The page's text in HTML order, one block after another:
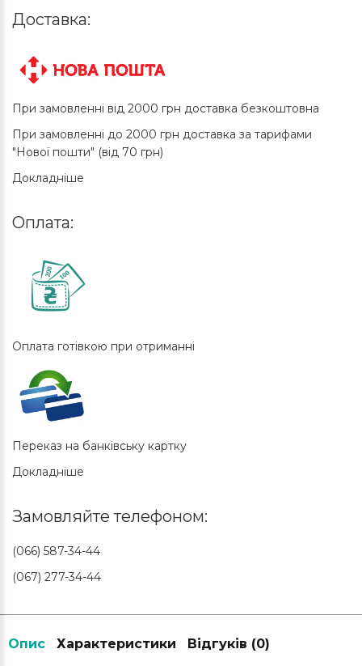
Доставка:
При замовленні від 2000 грн доставка безкоштовна
При замовленні до 2000 грн доставка за тарифами
"Нової пошти" (від 70 грн)
Докладніше
Оплата:
Оплата готівкою при отриманні
Переказ на банківську картку
Докладніше
Замовляйте телефоном:
(066) 587-34-44
(067) 277-34-44
Опис Характеристики Відгуків (0)